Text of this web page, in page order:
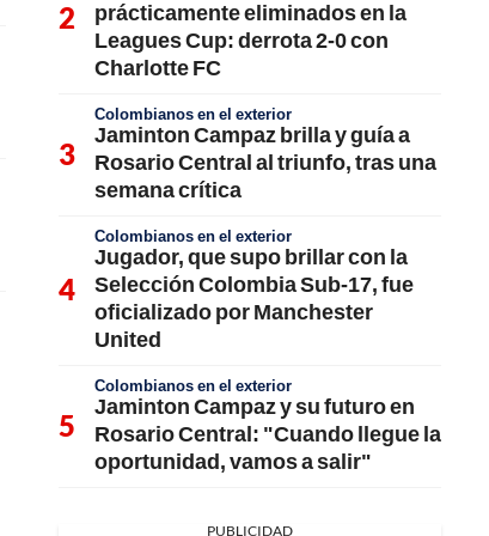
prácticamente eliminados en la
Leagues Cup: derrota 2-0 con
Charlotte FC
Colombianos en el exterior
Jaminton Campaz brilla y guía a
Rosario Central al triunfo, tras una
semana crítica
Colombianos en el exterior
Jugador, que supo brillar con la
Selección Colombia Sub-17, fue
oficializado por Manchester
United
Colombianos en el exterior
Jaminton Campaz y su futuro en
Rosario Central: "Cuando llegue la
oportunidad, vamos a salir"
PUBLICIDAD